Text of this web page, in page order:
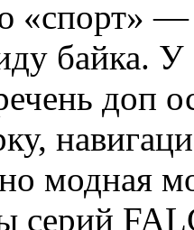
«спорт» —
байка.
доп
модная
серий